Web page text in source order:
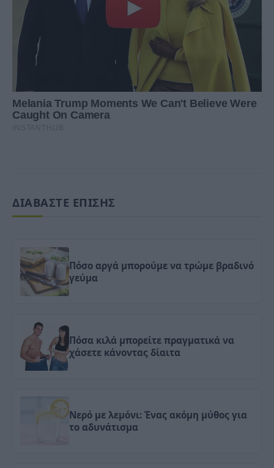
ΔΙΑΒΑΣΤΕ ΕΠΙΣΗΣ
Πόσο αργά μπορούμε να τρώμε βραδινό
γεύμα
Πόσα κιλά μπορείτε πραγματικά να
χάσετε κάνοντας δίαιτα
Νερό με λεμόνι: Ένας ακόμη μύθος για
το αδυνάτισμα